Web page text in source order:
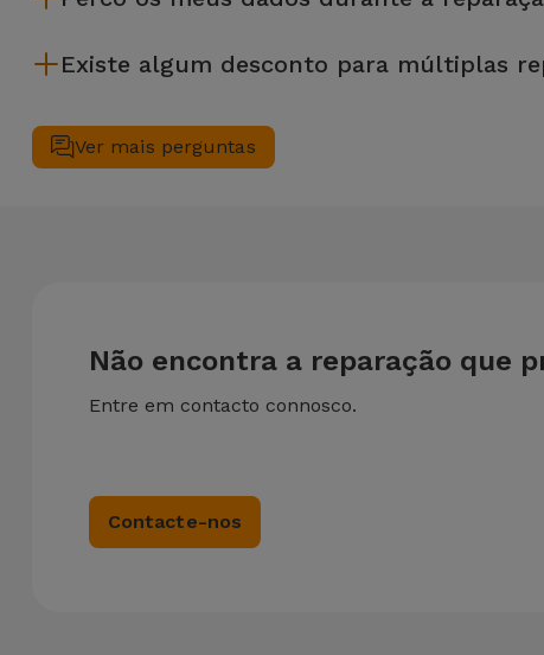
precises de ajuda com a gestão de ficheiros.
Existe algum desconto para múltiplas
simultâneo, aplicamos um desconto de 25% sobre o valor da
Ver mais perguntas
Não encontra a reparação que
Entre em contacto connosco.
Contacte-nos